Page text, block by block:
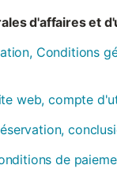
d'affaires et
Conditions
web, compte
de